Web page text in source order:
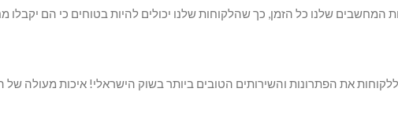
המחשבים שלנו כל הזמן, כך שהלקוחות שלנו יכולים להיות בטוחים כי הם יקבלו
את הפתרונות והשירותים הטובים ביותר בשוק הישראלי! איכות מעולה